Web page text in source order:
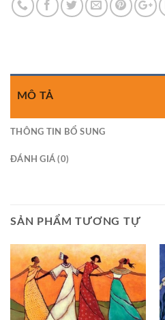
MÔ TẢ
THÔNG TIN BỔ SUNG
ĐÁNH GIÁ (0)
SẢN PHẨM TƯƠNG TỰ